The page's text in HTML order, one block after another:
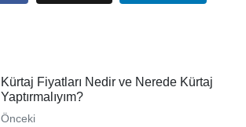
Kürtaj Fiyatları Nedir ve Nerede Kürtaj
Yaptırmalıyım?
Önceki